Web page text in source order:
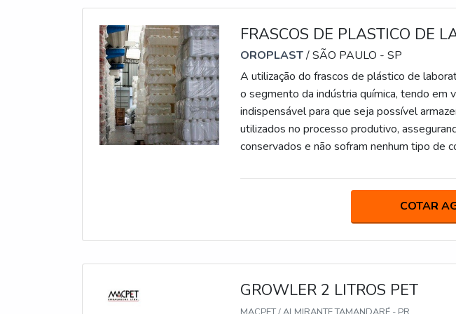
cliente. A Macpet é uma empresa que tem
segmento pela idoneidade em tudo que faz,
excelência de ponta a ponta.
FRASCOS DE PLASTICO DE
OROPLAST/ SÃO PAULO - SP
A utilização do frascos de plástico de
o segmento da indústria química, tendo
indispensável para que seja possível
utilizados no processo produtivo,
conservados e não sofram nenhum tipo de
de diversos insumos, principalmente em
COTAR
GROWLER 2 LITROS PET